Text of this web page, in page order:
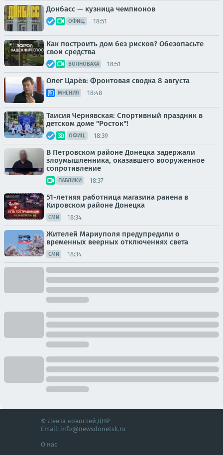
Донбасс — кузница чемпионов
ОФИЦ. 18:51
Как построить дом без рисков? Обезопасьте
свои средства
ВОЛНОВАХА 18:51
Олег Царёв: Фронтовая сводка 8 августа
МНЕНИЯ 18:48
Таисия Чернявская: Спортивный праздник в
детском доме "Росток"!
ОФИЦ. 18:39
В Петровском районе Донецка задержали
злоумышленника, оказавшего вооруженное
сопротивление
ПАБЛИКИ 18:37
51-летняя работница магазина ранена в
Кировском районе Донецка
СМИ 18:34
Жителей Мариуполя предупредили о
временных веерных отключениях света
СМИ 18:34
© Лента новостей ДНР
Email: info@newsdonetsk.ru
О нас